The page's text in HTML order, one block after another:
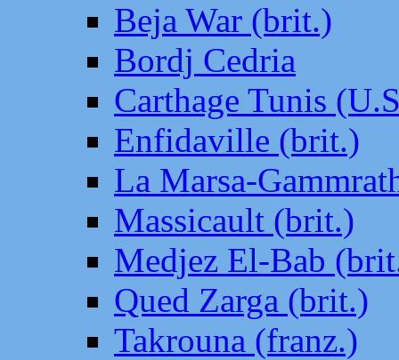
Beja War (brit.)
Bordj Cedria
Carthage Tunis
Enfidaville (brit.)
La Marsa-
Massicault (brit.)
Medjez El-Bab
Qued Zarga (brit.)
Takrouna (franz.)